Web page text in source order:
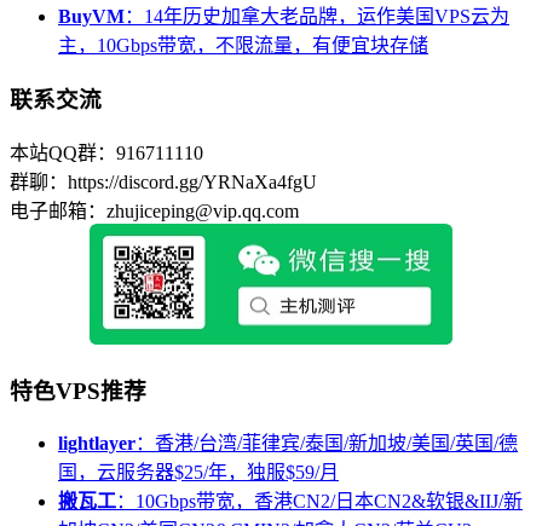
BuyVM：14年历史加拿大老品牌，运作美国VPS云为
主，10Gbps带宽，不限流量，有便宜块存储
联系交流
本站QQ群：916711110
群聊：https://discord.gg/YRNaXa4fgU
电子邮箱：zhujiceping@vip.qq.com
特色VPS推荐
lightlayer：香港/台湾/菲律宾/泰国/新加坡/美国/英国/德
国，云服务器$25/年，独服$59/月
搬瓦工：10Gbps带宽，香港CN2/日本CN2&软银&IIJ/新